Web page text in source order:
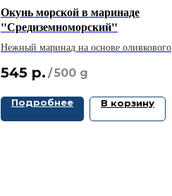
Окунь морской в маринаде
"Средиземноморский"
Нежный маринад на основе оливкового
рыбе насыщенный и натуральный вкус.
545 р. /500 g
Подробнее В корзину